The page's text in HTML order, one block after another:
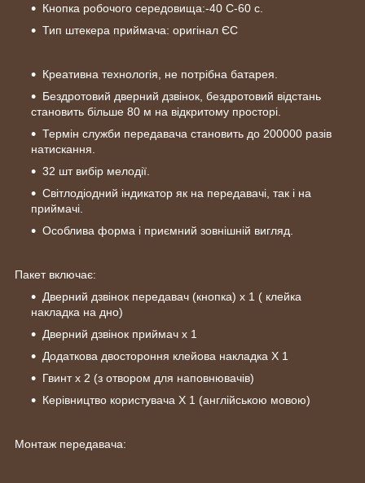
Кнопка робочого середовища:-40 C-60 c.
Тип штекера приймача: оригінал ЄС
Креативна технологія, не потрібна батарея.
Бездротовий дверний дзвінок, бездротовий відстань
становить більше 80 м на відкритому просторі.
Термін служби передавача становить до 200000 разів
натискання.
32 шт вибір мелодії.
Світлодіодний індикатор як на передавачі, так і на
приймачі.
Особлива форма і приємний зовнішній вигляд.
Пакет включає:
Дверний дзвінок передавач (кнопка) х 1 ( клейка
накладка на дно)
Дверний дзвінок приймач х 1
Додаткова двостороння клейова накладка X 1
Гвинт x 2 (з отвором для наповнювачів)
Керівництво користувача X 1 (англійською мовою)
Монтаж передавача: